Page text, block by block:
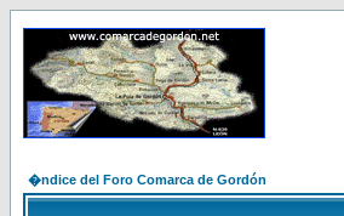
�ndice del Foro Comarca de Gordón